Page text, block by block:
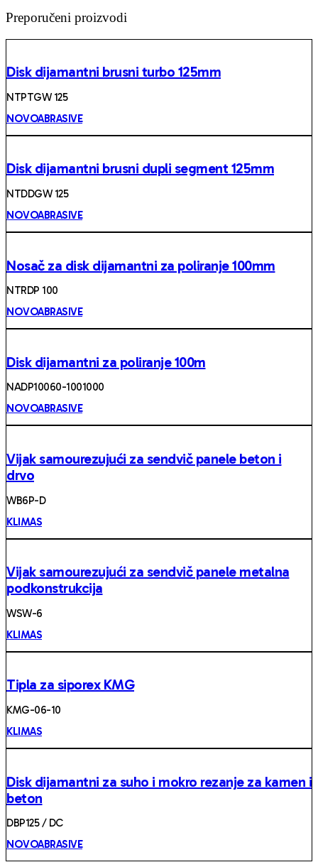
Preporučeni proizvodi
Disk dijamantni brusni turbo 125mm
NTPTGW 125
NOVOABRASIVE
Disk dijamantni brusni dupli segment 125mm
NTDDGW 125
NOVOABRASIVE
Nosač za disk dijamantni za poliranje 100mm
NTRDP 100
NOVOABRASIVE
Disk dijamantni za poliranje 100m
NADP10060-1001000
NOVOABRASIVE
Vijak samourezujući za sendvič panele beton i
drvo
WB6P-D
KLIMAS
Vijak samourezujući za sendvič panele metalna
podkonstrukcija
WSW-6
KLIMAS
Tipla za siporex KMG
KMG-06-10
KLIMAS
Disk dijamantni za suho i mokro rezanje za kamen i
beton
DBP125 / DC
NOVOABRASIVE